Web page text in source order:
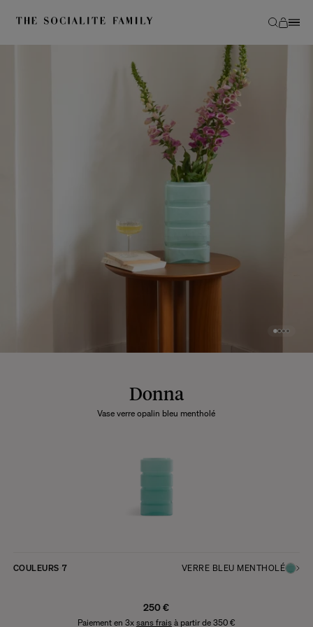
Donna
Vase verre opalin bleu mentholé
COULEURS 7 VERRE BLEU MENTHOLÉ
250 €
Paiement en 3x sans fraisà partir de 350 €